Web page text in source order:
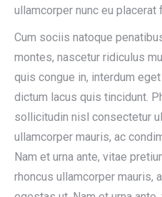
ullamcorper nunc eu placerat
Cum sociis natoque
montes, nascetur ridiculus
quis congue in, interdum
dictum lacus quis tincidunt.
sollicitudin nisl consectetur
ullamcorper mauris, ac
Nam et urna ante, vitae
rhoncus ullamcorper mauris,